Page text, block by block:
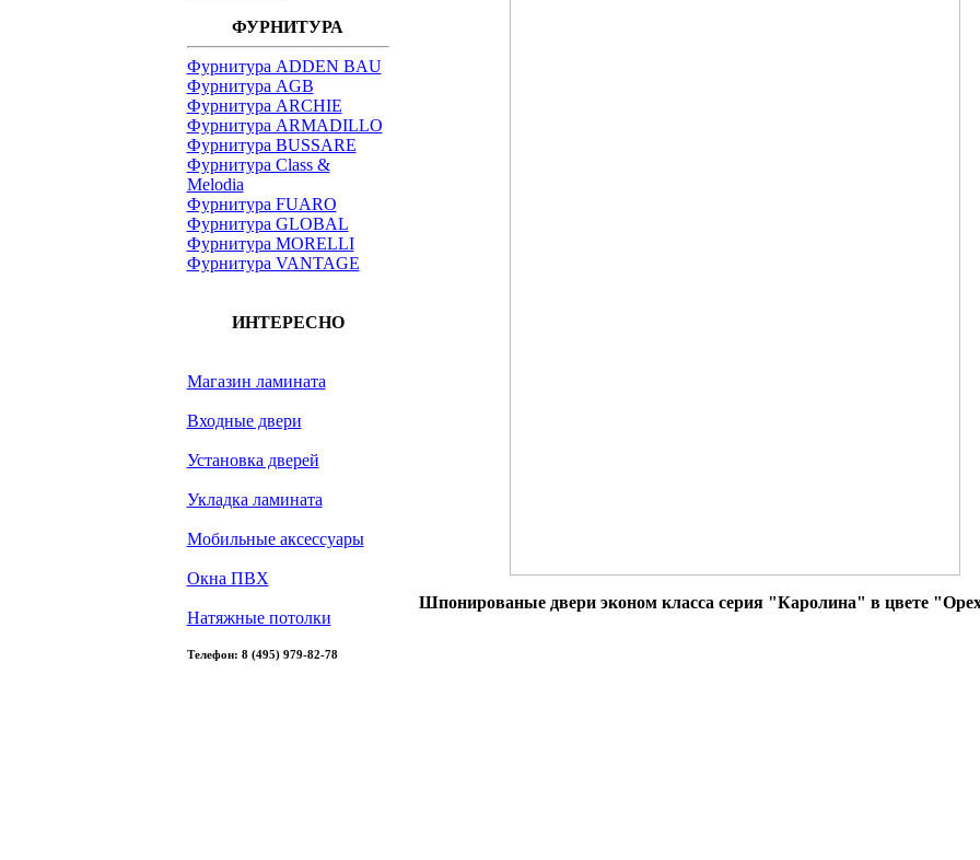
ФУРНИТУРА
Фурнитура ADDEN BAU
Фурнитура AGB
Фурнитура ARCHIE
Фурнитура ARMADILLO
Фурнитура BUSSARE
Фурнитура Class &
Melodia
Фурнитура FUARO
Фурнитура GLOBAL
Фурнитура MORELLI
Фурнитура VANTAGE
ИНТЕРЕСНО
Магазин ламината
Входные двери
Установка дверей
Укладка ламината
Мобильные аксессуары
Окна ПВХ
Натяжные потолки
Телефон: 8 (495) 979-82-78
Шпонированые двери эконом класса серия "Каролина" в цвете